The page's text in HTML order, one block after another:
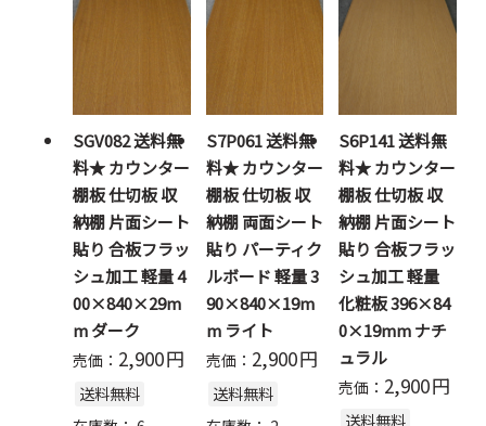
SGV082 送料無
料★ カウンター
棚板 仕切板 収
納棚 片面シート
貼り 合板フラッ
シュ加工 軽量 4
00×840×29m
m ダーク
売価： 2,900円
送料無料
S7P061 送料無
料★ カウンター
棚板 仕切板 収
納棚 両面シート
貼り パーティク
ルボード 軽量 3
90×840×19m
m ライト
売価： 2,900円
送料無料
S6P141 送料無
料★ カウンター
棚板 仕切板 収
納棚 片面シート
貼り 合板フラッ
シュ加工 軽量
化粧板 396×84
0×19mm ナチ
ュラル
売価： 2,900円
送料無料